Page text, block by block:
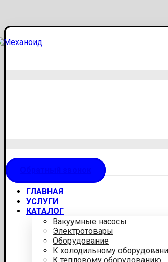
ГЛАВНАЯ
УСЛУГИ
КАТАЛОГ
Вакуумные насосы
Электротовары
Оборудование
К холодильному